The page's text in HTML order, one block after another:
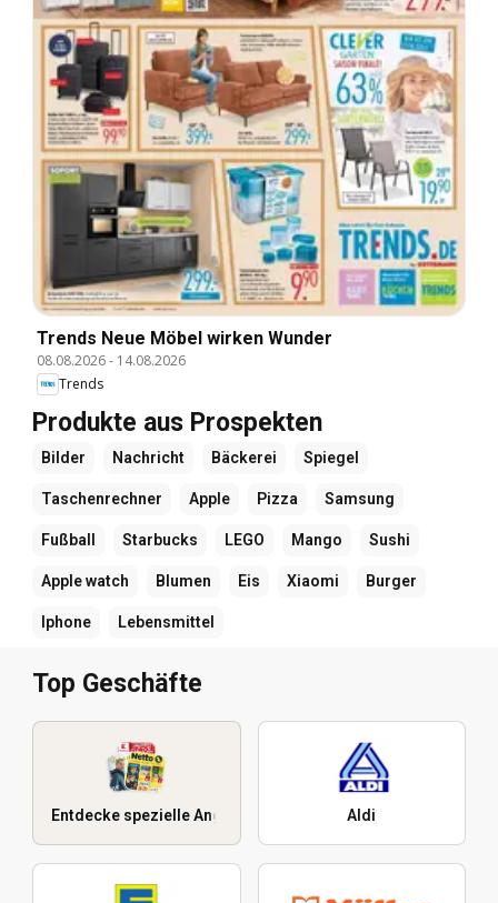
Trends Neue Möbel wirken Wunder
08.08.2026- 14.08.2026
Trends
Produkte aus Prospekten
Bilder Nachricht Bäckerei Spiegel
Taschenrechner Apple Pizza Samsung
Fußball Starbucks LEGO Mango Sushi
Apple watch Blumen Eis Xiaomi Burger
Iphone Lebensmittel
Top Geschäfte
Entdecke spezielle Angebote Aldi